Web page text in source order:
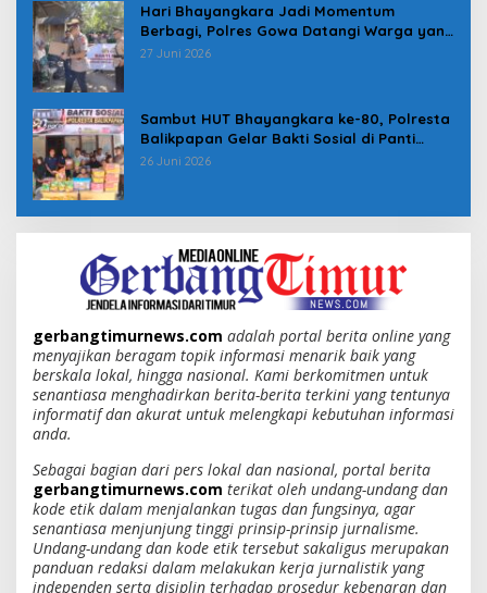
Hari Bhayangkara Jadi Momentum
Berbagi, Polres Gowa Datangi Warga yang
Membutuhkan
27 Juni 2026
Sambut HUT Bhayangkara ke-80, Polresta
Balikpapan Gelar Bakti Sosial di Panti
Asuhan Jabal Rahmah
26 Juni 2026
gerbangtimurnews.com adalah portal berita online yang
menyajikan beragam topik informasi menarik baik yang
berskala lokal, hingga nasional. Kami berkomitmen untuk
senantiasa menghadirkan berita-berita terkini yang tentunya
informatif dan akurat untuk melengkapi kebutuhan informasi
anda.
Sebagai bagian dari pers lokal dan nasional, portal berita
gerbangtimurnews.com terikat oleh undang-undang dan
kode etik dalam menjalankan tugas dan fungsinya, agar
senantiasa menjunjung tinggi prinsip-prinsip jurnalisme.
Undang-undang dan kode etik tersebut sakaligus merupakan
panduan redaksi dalam melakukan kerja jurnalistik yang
independen serta disiplin terhadap prosedur kebenaran dan